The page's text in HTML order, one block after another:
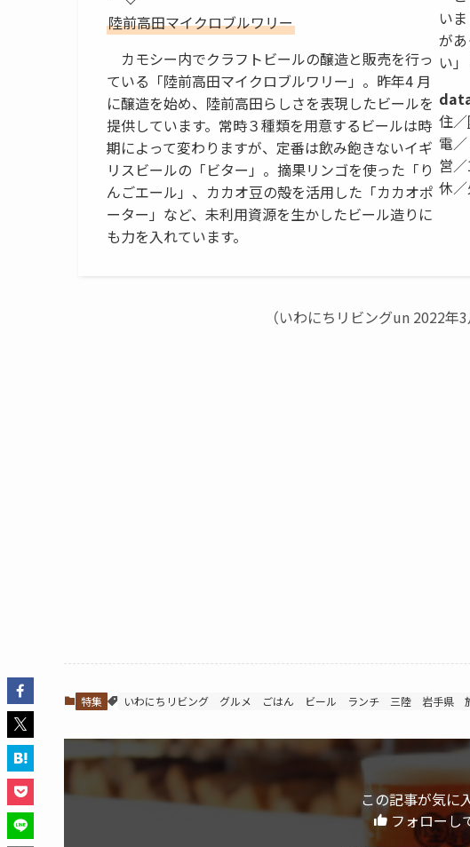
陸前高田マイクロブルワリー
カモシー内でクラフトビールの醸造と販売を行っ
ている「陸前高田マイクロブルワリー」。昨年4 月
に醸造を始め、陸前高田らしさを表現したビールを
提供しています。常時３種類を用意するビールは時
期によって変わりますが、定番は飲み飽きないイギ
リスビールの「ビター」。摘果リンゴを使った「り
んごエール」、カカオ豆の殻を活用した「カカオポ
ーター」など、未利用資源を生かしたビール造りに
も力を入れています。
い
が
い
住／
電
営
休
（いわにちリビングun 2022
特集 いわにちリビング グルメ ごはん ビール ランチ 三陸 岩手県
この記事が気に
フォローし